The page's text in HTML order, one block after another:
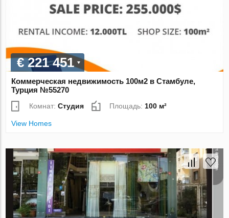
€ 221 451
Коммерческая недвижимость 100м2 в Стамбуле,
Турция №55270
Комнат:Студия Площадь:100 м²
View Homes